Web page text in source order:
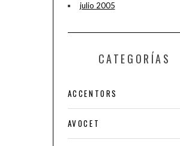
julio 2005
CATEGORÍAS
ACCENTORS
AVOCET